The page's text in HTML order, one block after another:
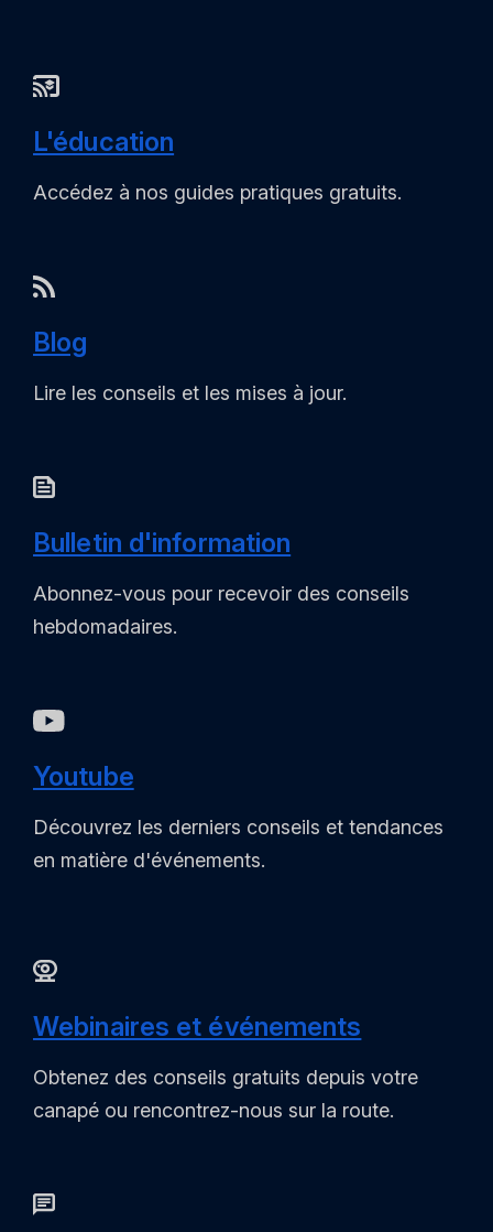
L'éducation
Accédez à nos guides pratiques gratuits.
Blog
Lire les conseils et les mises à jour.
Bulletin d'information
Abonnez-vous pour recevoir des conseils
hebdomadaires.
Youtube
Découvrez les derniers conseils et tendances
en matière d'événements.
Webinaires et événements
Obtenez des conseils gratuits depuis votre
canapé ou rencontrez-nous sur la route.